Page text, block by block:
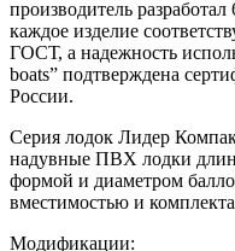
производитель
каждое изделие
ГОСТ, а надежность
boats” подтверждена
России.
Серия лодок Лидер
надувные ПВХ лодки
формой и диаметром
вместимостью и
Модификации: